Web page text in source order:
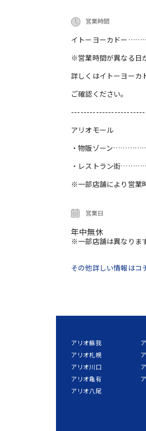
営業時間
イトーヨーカドー
※営業時間が異なる日
詳しくはイトーヨーカ
ご確認ください。
アリオモール
・物販ゾーン
・レストラン街
※一部店舗により営業
営業日
年中無休
※一部店舗は異なります
その他詳しい情報はコ
アリオ蘇我
アリオ札幌
アリオ川口
アリオ亀有
アリオ八尾